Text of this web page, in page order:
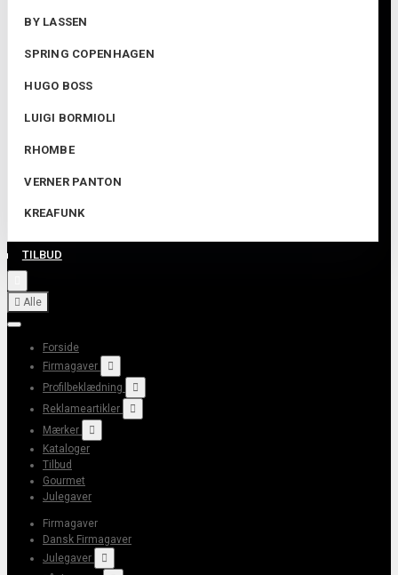
BY LASSEN
SPRING COPENHAGEN
HUGO BOSS
LUIGI BORMIOLI
RHOMBE
VERNER PANTON
KREAFUNK
TILBUD
 Alle
Forside
Firmagaver

Profilbeklædning

Reklameartikler

Mærker

Kataloger
Tilbud
Gourmet
Julegaver
Firmagaver
Dansk Firmagaver
Julegaver
